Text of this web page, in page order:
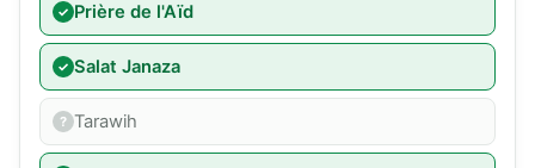
Prière de l'Aïd
Salat Janaza
Tarawih